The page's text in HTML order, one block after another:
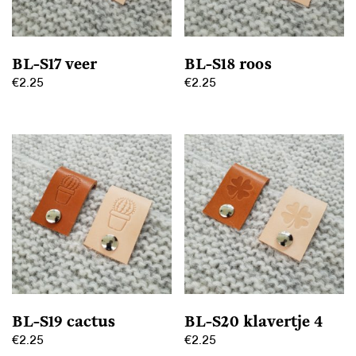
gekozen
worden
de
productpagina
gekozen
worden
de
productpagina
BL-S17 veer
€2.25
heeft
meerdere
variaties.
Deze
optie
kan
gekozen
worden
de
productpagina
BL-S18 roos
€2.25
heeft
meerdere
variaties.
Deze
optie
kan
gekozen
worden
de
productpagina
BL-S19 cactus
€2.25
BL-S20 klavertje 4
€2.25